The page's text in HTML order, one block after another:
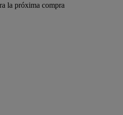
la próxima compra